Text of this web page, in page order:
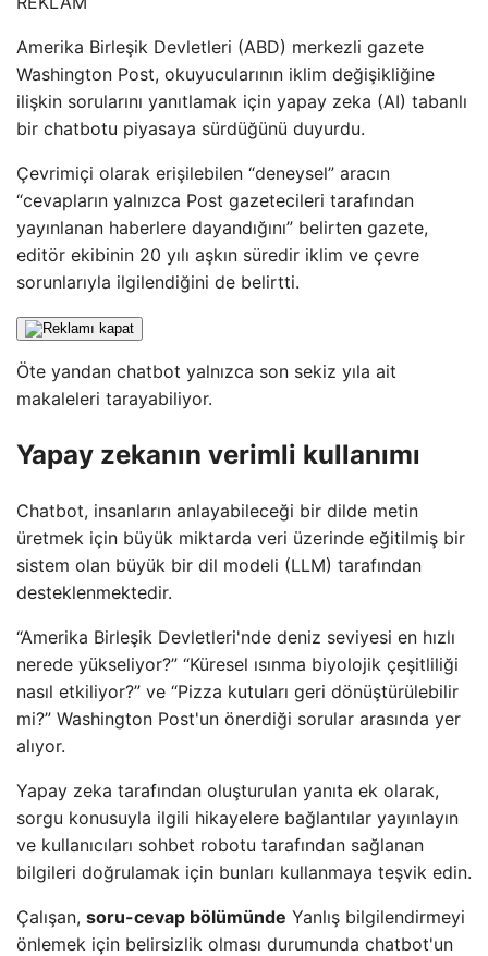
Amerika Birleşik Devletleri (ABD) merkezli gazete
Washington Post, okuyucularının iklim değişikliğine
ilişkin sorularını yanıtlamak için yapay zeka (AI) tabanlı
bir chatbotu piyasaya sürdüğünü duyurdu.
Çevrimiçi olarak erişilebilen “deneysel” aracın
“cevapların yalnızca Post gazetecileri tarafından
yayınlanan haberlere dayandığını” belirten gazete,
editör ekibinin 20 yılı aşkın süredir iklim ve çevre
sorunlarıyla ilgilendiğini de belirtti.
Öte yandan chatbot yalnızca son sekiz yıla ait
makaleleri tarayabiliyor.
Yapay zekanın verimli kullanımı
Chatbot, insanların anlayabileceği bir dilde metin
üretmek için büyük miktarda veri üzerinde eğitilmiş bir
sistem olan büyük bir dil modeli (LLM) tarafından
desteklenmektedir.
“Amerika Birleşik Devletleri'nde deniz seviyesi en hızlı
nerede yükseliyor?” “Küresel ısınma biyolojik çeşitliliği
nasıl etkiliyor?” ve “Pizza kutuları geri dönüştürülebilir
mi?” Washington Post'un önerdiği sorular arasında yer
alıyor.
Yapay zeka tarafından oluşturulan yanıta ek olarak,
sorgu konusuyla ilgili hikayelere bağlantılar yayınlayın
ve kullanıcıları sohbet robotu tarafından sağlanan
bilgileri doğrulamak için bunları kullanmaya teşvik edin.
Çalışan, soru-cevap bölümünde Yanlış bilgilendirmeyi
önlemek için belirsizlik olması durumunda chatbot'un